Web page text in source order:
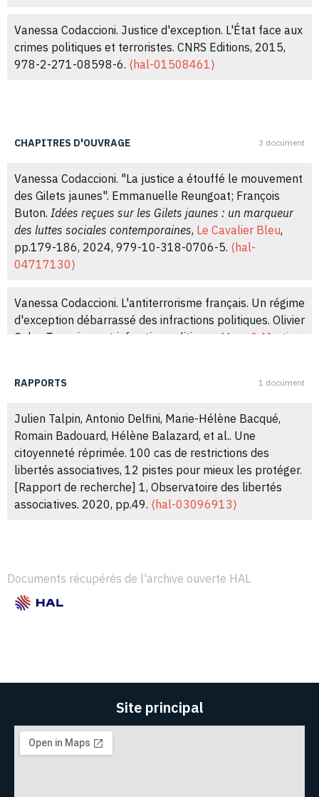
Pouponneau. Les façades institutionnelles : ce que
montrent les apparences des institutions.Sociétés
contemporaines, 2012, n° 88 (4), pp.5-15.
Vanessa Codaccioni. Justice d'exception. L'État face aux
crimes politiques et terroristes. CNRS Editions, 2015,
978-2-271-08598-6. ⟨hal-01508461⟩
CHAPITRES D'OUVRAGE 3 document
Vanessa Codaccioni. "La justice a étouffé le mouvement
des Gilets jaunes". Emmanuelle Reungoat; François
Buton. Idées reçues sur les Gilets jaunes : un marqueur
des luttes sociales contemporaines, Le Cavalier Bleu,
pp.179-186, 2024, 979-10-318-0706-5. ⟨hal-
04717130⟩
Vanessa Codaccioni. L'antiterrorisme français. Un régime
d'exception débarrassé des infractions politiques. Olivier
Cahn. Terrorisme et infraction politiques Mare & Martin
communistes de la guerre d'Algérie. Bouaziz; Moula and
Kadri; Aïssa and Quemeneur; Tramor. La guerre d'Algérie
revisitée : nouvelles générations, nouveaux regard
Karthala, pp.295-306, 2015, 978-2-8111-1295-0.
⟨hal-01508289⟩
RAPPORTS 1 document
Julien Talpin, Antonio Delfini, Marie-Hélène Bacqué,
Romain Badouard, Hélène Balazard, et al.. Une
citoyenneté réprimée. 100 cas de restrictions des
libertés associatives, 12 pistes pour mieux les protéger.
[Rapport de recherche] 1, Observatoire des libertés
associatives. 2020, pp.49. ⟨hal-03096913⟩
Documents récupérés de l'archive ouverte HAL
Site principal